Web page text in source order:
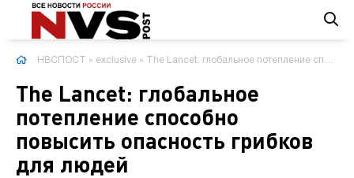
НВСПОСТ » exclusive » The Lancet: глобальное потепление способно повысить опасность грибков для людей
The Lancet: глобальное
потепление способно
повысить опасность грибков
для людей